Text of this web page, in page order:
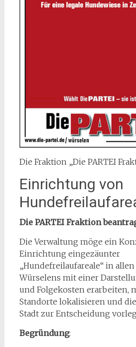
Die Fraktion „Die PARTEI
Einrichtung von
Die PARTEI Fraktion
Die Verwaltung möge ein
Einrichtung eingezäunter
„Hundefreilaufareale“ in
Würselens mit einer
und Folgekosten erarbeiten,
Standorte lokalisieren und
Stadt zur Entscheidung
Begründung: